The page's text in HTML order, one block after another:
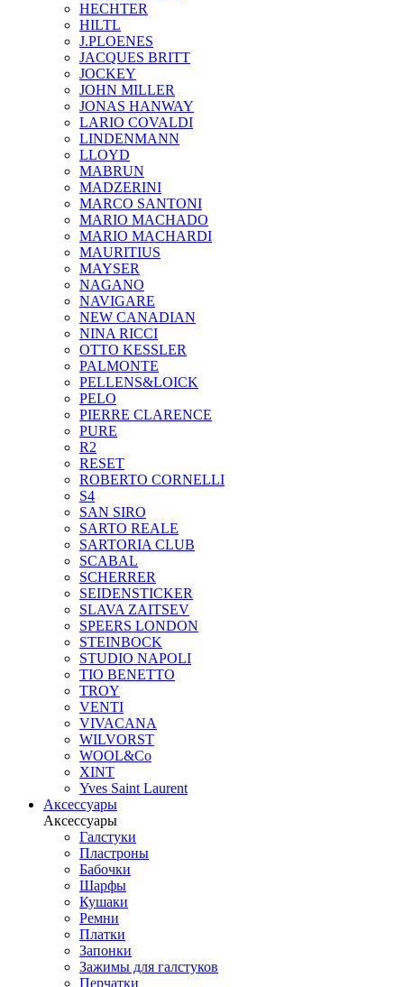
HECHTER
HILTL
J.PLOENES
JAСQUES BRITT
JOCKEY
JOHN MILLER
JONAS HANWAY
LARIO COVALDI
LINDENMANN
LLOYD
MABRUN
MADZERINI
MARCO SANTONI
MARIO MACHADO
MARIO MACHARDI
MAURITIUS
MAYSER
NAGANO
NAVIGARE
NEW CANADIAN
NINA RICCI
OTTO KESSLER
PALMONTE
PELLENS&LOICK
PELO
PIERRE CLARENCE
PURE
R2
RESET
ROBERTO CORNELLI
S4
SAN SIRO
SARTO REALE
SARTORIA CLUB
SCABAL
SCHERRER
SEIDENSTICKER
SLAVA ZAITSEV
SPEERS LONDON
STEINBOCK
STUDIO NAPOLI
TIO BENETTO
TROY
VENTI
VIVACANA
WILVORST
WOOL&Co
XINT
Yves Saint Laurent
Аксессуары
Аксессуары
Галстуки
Пластроны
Бабочки
Шарфы
Кушаки
Ремни
Платки
Запонки
Зажимы для галстуков
Перчатки